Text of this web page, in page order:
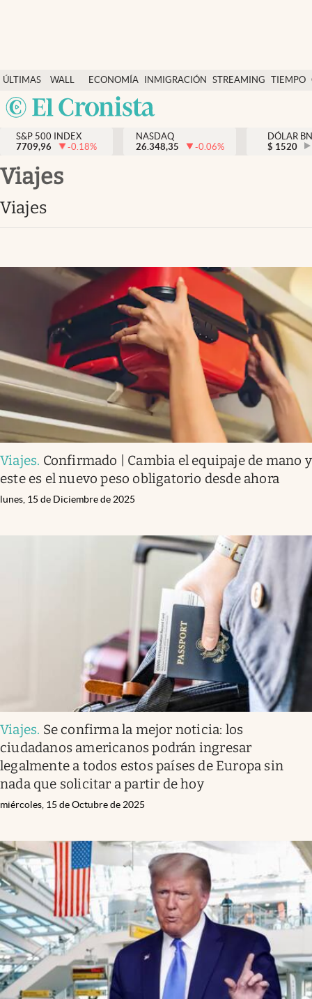
ÚLTIMAS
NOTICIAS
WALL
STREET
Y
DÓLAR
ECONOMÍA INMIGRACIÓN STREAMING TIEMPO
México
Finanzas y economía
Wall Street y dólar
Inmigración
Tiempo
Ciencia y salud
Streaming
USA
S&P 500 INDEX
7709,96
-0.18%
NASDAQ
26.348,35
-0.06%
DÓLAR
$ 1520
viajes
viajes
Viajes. Confirmado | Cambia el equipaje de mano y
este es el nuevo peso obligatorio desde ahora
lunes, 15 de Diciembre de 2025
Viajes. Se confirma la mejor noticia: los
ciudadanos americanos podrán ingresar
legalmente a todos estos países de Europa sin
nada que solicitar a partir de hoy
miércoles, 15 de Octubre de 2025